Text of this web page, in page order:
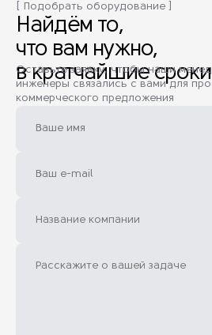
[ Подобрать оборудование ]
Найдём то,
что вам нужно,
в кратчайшие сроки
Оставьте заявку, чтобы наши
инженеры связались с вами для
коммерческого предложения